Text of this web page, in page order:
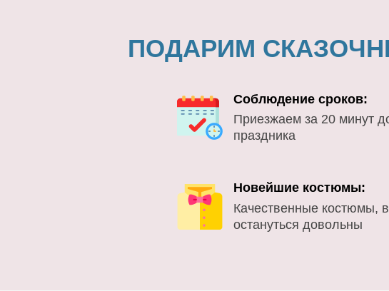
ПОДАРИМ
Соблюдение сроков:
Приезжаем за 20 минут
праздника
Новейшие костюмы:
Качественные костюмы,
остануться довольны